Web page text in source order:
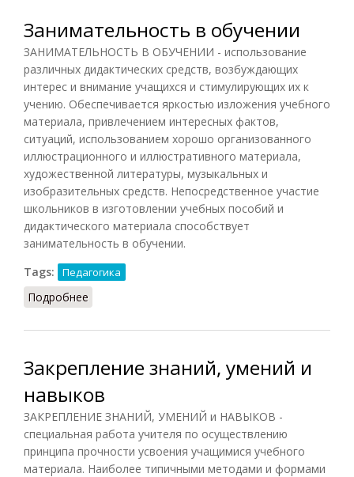
Занимательность в обучении
ЗАНИМАТЕЛЬНОСТЬ В ОБУЧЕНИИ - использование
различных дидактических средств, возбуждающих
интерес и внимание учащихся и стимулирующих их к
учению. Обеспечивается яркостью изложения учебного
материала, привлечением интересных фактов,
ситуаций, использованием хорошо организованного
иллюстрационного и иллюстративного материала,
художественной литературы, музыкальных и
изобразительных средств. Непосредственное участие
школьников в изготовлении учебных пособий и
дидактического материала способствует
занимательность в обучении.
Tags:
Педагогика
Подробнее
Закрепление знаний, умений и
навыков
ЗАКРЕПЛЕНИЕ ЗНАНИЙ, УМЕНИЙ и НАВЫКОВ -
специальная работа учителя по осуществлению
принципа прочности усвоения учащимися учебного
материала. Наиболее типичными методами и формами